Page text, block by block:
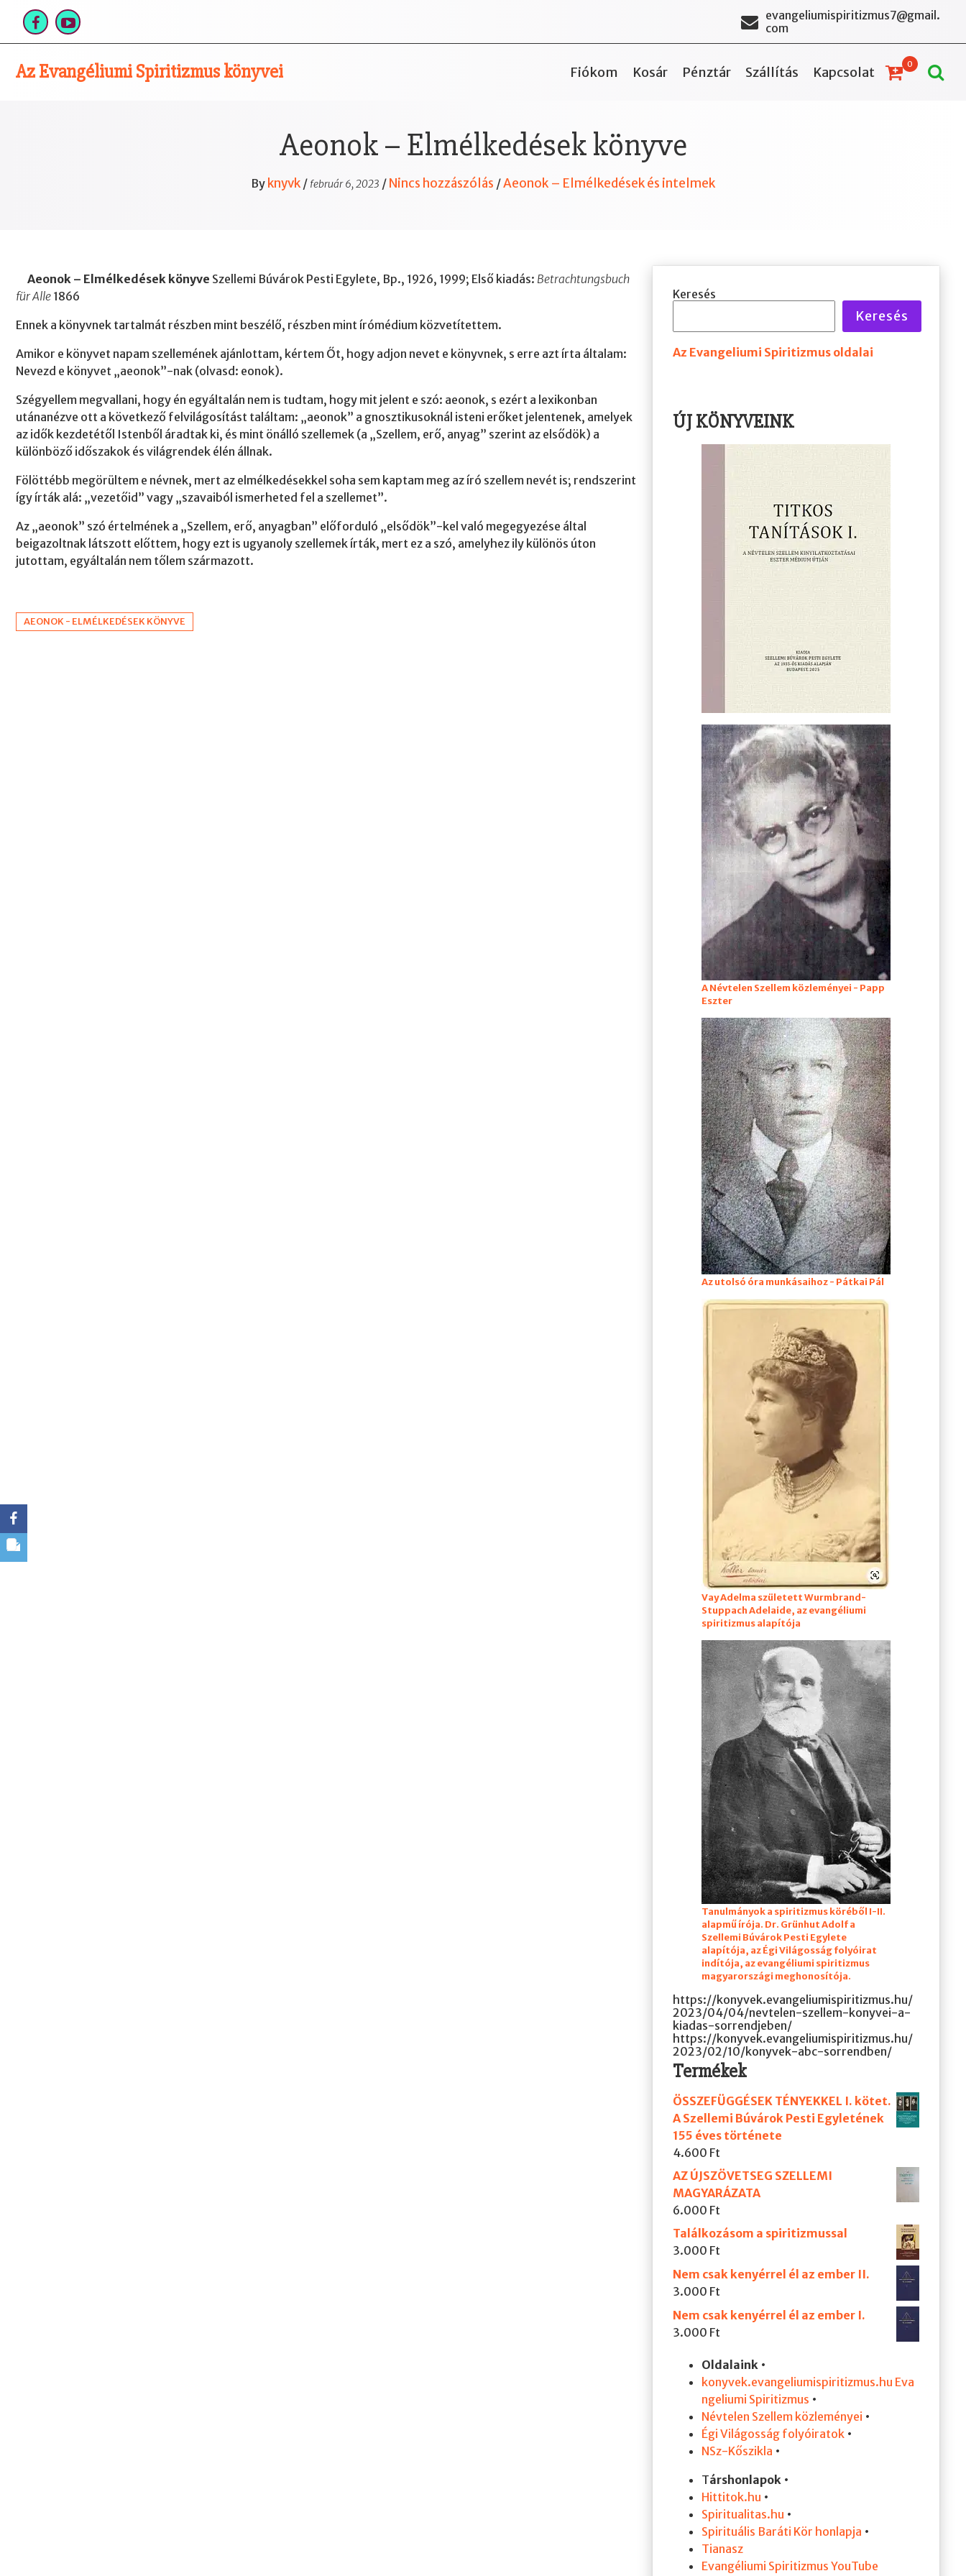
content
evangeliumispiritizmus7@gmail.
com
Az Evangéliumi Spiritizmus könyvei Fiókom Kosár Pénztár Szállítás Kapcsolat 0
Aeonok – Elmélkedések könyve
By knyvk/ február 6, 2023 / Nincs hozzászólás /Aeonok – Elmélkedések és intelmek
Aeonok – Elmélkedések könyve Szellemi Búvárok Pesti Egylete, Bp., 1926, 1999; Első kiadás: Betrachtungsbuch
für Alle 1866
Ennek ​a könyvnek tartalmát részben mint beszélő, részben mint írómédium közvetítettem.
Amikor e könyvet napam szellemének ajánlottam, kértem Őt, hogy adjon nevet e könyvnek, s erre azt írta általam:
Nevezd e könyvet „aeonok”-nak (olvasd: eonok).
Szégyellem megvallani, hogy én egyáltalán nem is tudtam, hogy mit jelent e szó: aeonok, s ezért a lexikonban
utánanézve ott a következő felvilágosítást találtam: „aeonok” a gnosztikusoknál isteni erőket jelentenek, amelyek
az idők kezdetétől Istenből áradtak ki, és mint önálló szellemek (a „Szellem, erő, anyag” szerint az elsődök) a
különböző időszakok és világrendek élén állnak.
Fölöttébb megörültem e névnek, mert az elmélkedésekkel soha sem kaptam meg az író szellem nevét is; rendszerint
így írták alá: „vezetőid” vagy „szavaiból ismerheted fel a szellemet”.
Az „aeonok” szó értelmének a „Szellem, erő, anyagban” előforduló „elsődök”-kel való megegyezése által
beigazoltnak látszott előttem, hogy ezt is ugyanoly szellemek írták, mert ez a szó, amelyhez ily különös úton
jutottam, egyáltalán nem tőlem származott.
AEONOK - ELMÉLKEDÉSEK KÖNYVE
Keresés
Keresés
Az Evangeliumi Spiritizmus oldalai
ÚJ KÖNYVEINK
A Névtelen Szellem közleményei - Papp
Eszter
Az utolsó óra munkásaihoz - Pátkai Pál
Vay Adelma született Wurmbrand-
Stuppach Adelaide, az evangéliumi
spiritizmus alapítója
Tanulmányok a spiritizmus köréből I-II.
alapmű írója. Dr. Grünhut Adolf a
Szellemi Búvárok Pesti Egylete
alapítója, az Égi Világosság folyóirat
indítója, az evangéliumi spiritizmus
magyarországi meghonosítója.
https://konyvek.evangeliumispiritizmus.hu/
2023/04/04/nevtelen-szellem-konyvei-a-
kiadas-sorrendjeben/
https://konyvek.evangeliumispiritizmus.hu/
2023/02/10/konyvek-abc-sorrendben/
Termékek
ÖSSZEFÜGGÉSEK TÉNYEKKEL I. kötet.
A Szellemi Búvárok Pesti Egyletének
155 éves története
4.600 Ft
AZ ÚJSZÖVETSEG SZELLEMI
MAGYARÁZATA
6.000 Ft
Találkozásom a spiritizmussal
3.000 Ft
Nem csak kenyérrel él az ember II.
3.000 Ft
Nem csak kenyérrel él az ember I.
3.000 Ft
Oldalaink •
konyvek.evangeliumispiritizmus.hu Eva
ngeliumi Spiritizmus •
Névtelen Szellem közleményei •
Égi Világosság folyóiratok •
NSz-Kőszikla •
Társhonlapok •
Hittitok.hu •
Spiritualitas.hu •
Spirituális Baráti Kör honlapja •
Tianasz
Evangéliumi Spiritizmus YouTube